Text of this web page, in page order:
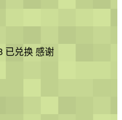
已兑换 感谢